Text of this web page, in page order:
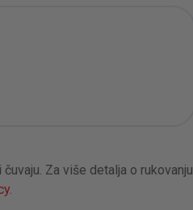
Za više detalja o rukovanju
.